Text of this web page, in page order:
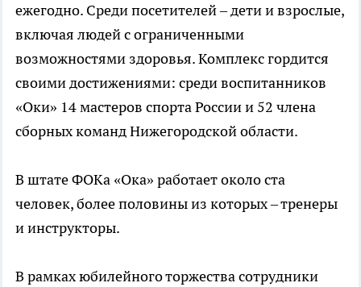
ежегодно. Среди посетителей – дети и взрослые,
включая людей с ограниченными
возможностями здоровья. Комплекс гордится
своими достижениями: среди воспитанников
«Оки» 14 мастеров спорта России и 52 члена
сборных команд Нижегородской области.
В штате ФОКа «Ока» работает около ста
человек, более половины из которых – тренеры
и инструкторы.
В рамках юбилейного торжества сотрудники